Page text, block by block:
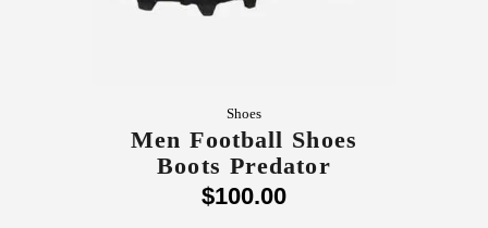
Shoes
Men Football Shoes
Boots Predator
$100.00